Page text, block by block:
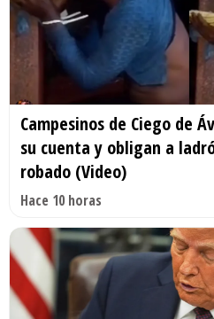
Campesinos de Ciego de
su cuenta y obligan a
robado (Video)
Hace 10 horas